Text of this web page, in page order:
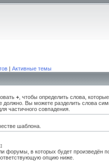
| Активные темы
+ , чтобы определить слова,
должно. Вы можете разделить слова
частичного совпадения.
шаблона.
форумы, в которых будет произведён
опцию ниже.